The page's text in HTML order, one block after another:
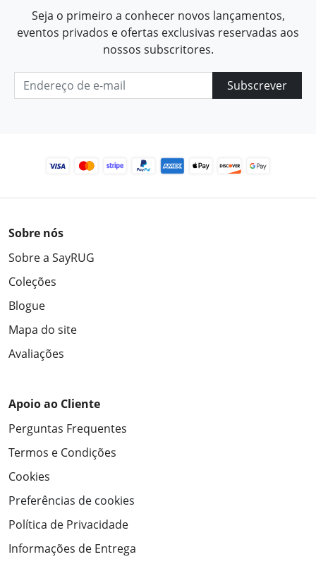
Seja o primeiro a conhecer novos lançamentos,
eventos privados e ofertas exclusivas reservadas aos
nossos subscritores.
Subscrever
Sobre nós
Sobre a SayRUG
Coleções
Blogue
Mapa do site
Avaliações
Apoio ao Cliente
Perguntas Frequentes
Termos e Condições
Cookies
Preferências de cookies
Política de Privacidade
Informações de Entrega